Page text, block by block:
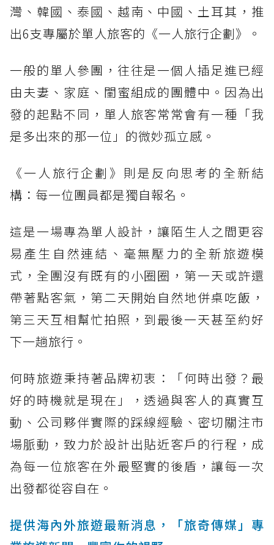
灣、韓國、泰國、越南、中國、土耳其，推
出6支專屬於單人旅客的《一人旅行企劃》。
一般的單人參團，往往是一個人插足進已經
由夫妻、家庭、閨蜜組成的團體中。因為出
發的起點不同，單人旅客常常會有一種「我
是多出來的那一位」的微妙孤立感。
《一人旅行企劃》則是反向思考的全新結
構：每一位團員都是獨自報名。
這是一場專為單人設計，讓陌生人之間更容
易產生自然連結、毫無壓力的全新旅遊模
式，全團沒有既有的小圈圈，第一天或許還
帶著點客氣，第二天開始自然地併桌吃飯，
第三天互相幫忙拍照，到最後一天甚至約好
下一趟旅行。
何時旅遊秉持著品牌初衷：「何時出發？最
好的時機就是現在」，透過與客人的真實互
動、公司夥伴實際的踩線經驗、密切關注市
場脈動，致力於設計出貼近客戶的行程，成
為每一位旅客在外最堅實的後盾，讓每一次
出發都從容自在。
提供海內外旅遊最新消息，「旅奇傳媒」專